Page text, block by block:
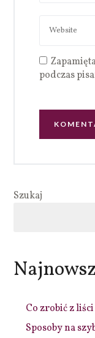
podczas
Szukaj
Co zrobić z
Sposoby na